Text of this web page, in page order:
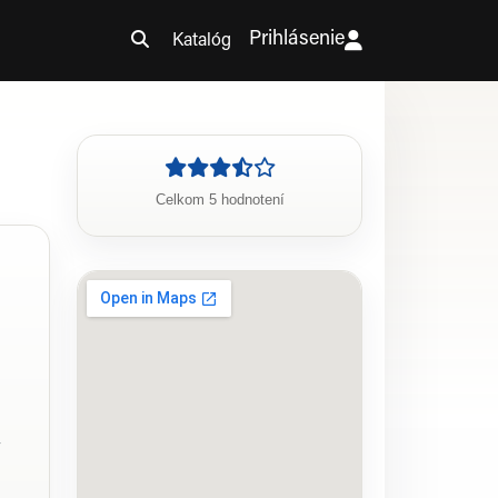
Katalóg Prihlásenie
Celkom 5 hodnotení